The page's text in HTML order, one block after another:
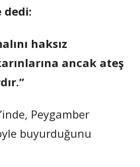
dedi:
haksız
ancak ateş
Peygamber
buyurduğunu